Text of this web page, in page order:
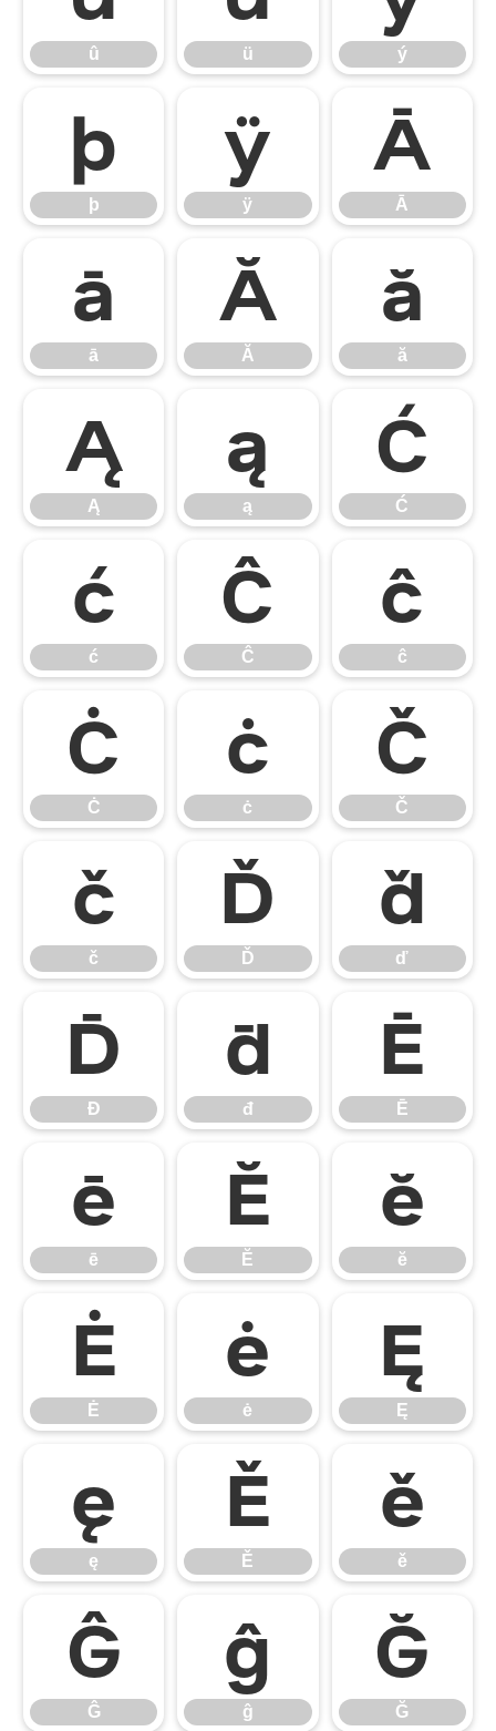
û ü ý
þ
þ
ÿ
ÿ
Ā
Ā
ā
ā
Ă
Ă
ă
ă
Ą
Ą
ą
ą
Ć
Ć
ć
ć
Ĉ
Ĉ
ĉ
ĉ
Ċ
Ċ
ċ
ċ
Č
Č
č
č
Ď
Ď
ď
ď
Đ
Đ
đ
đ
Ē
Ē
ē
ē
Ĕ
Ĕ
ĕ
ĕ
Ė
Ė
ė
ė
Ę
Ę
ę
ę
Ě
Ě
ě
ě
Ĝ
Ĝ
ĝ
ĝ
Ğ
Ğ